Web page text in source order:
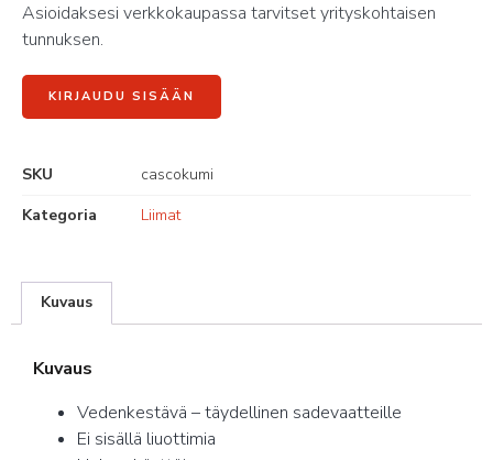
Asioidaksesi verkkokaupassa tarvitset yrityskohtaisen
tunnuksen.
KIRJAUDU SISÄÄN
SKU
cascokumi
Kategoria
Liimat
Kuvaus
Kuvaus
Vedenkestävä – täydellinen sadevaatteille
Ei sisällä liuottimia